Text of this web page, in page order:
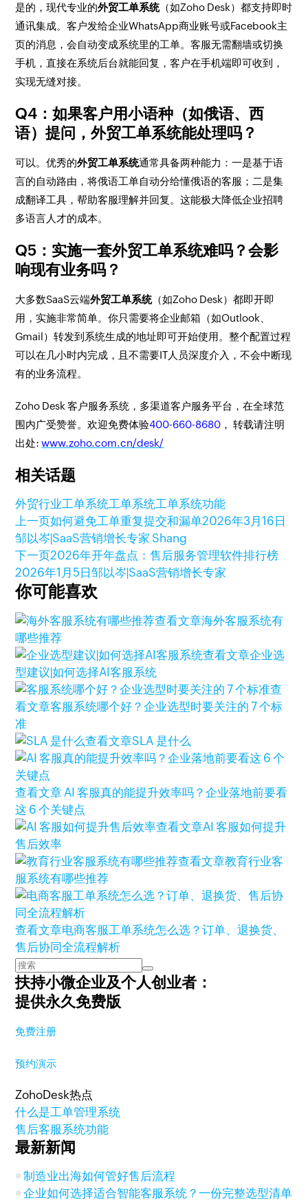
是的，现代专业的外贸工单系统（如Zoho Desk）都支持即时
通讯集成。客户发给企业WhatsApp商业账号或Facebook主
页的消息，会自动变成系统里的工单。客服无需翻墙或切换
手机，直接在系统后台就能回复，客户在手机端即可收到，
实现无缝对接。
Q4：如果客户用小语种（如俄语、西
语）提问，外贸工单系统能处理吗？
可以。优秀的外贸工单系统通常具备两种能力：一是基于语
言的自动路由，将俄语工单自动分给懂俄语的客服；二是集
成翻译工具，帮助客服理解并回复。这能极大降低企业招聘
多语言人才的成本。
Q5：实施一套外贸工单系统难吗？会影
响现有业务吗？
大多数SaaS云端外贸工单系统（如Zoho Desk）都即开即
用，实施非常简单。你只需要将企业邮箱（如Outlook、
Gmail）转发到系统生成的地址即可开始使用。整个配置过程
可以在几小时内完成，且不需要IT人员深度介入，不会中断现
有的业务流程。
Zoho Desk 客户服务系统，多渠道客户服务平台，在全球范
围内广受赞誉。欢迎免费体验400-660-8680 ， 转载请注明
出处:www.zoho.com.cn/desk/
相关话题
外贸行业工单系统工单系统工单系统功能
上一页如何避免工单重复提交和漏单2026年3月16日
邹以岑|SaaS营销增长专家 Shang
下一页2026年开年盘点：售后服务管理软件排行榜
2026年1月5日邹以岑|SaaS营销增长专家
你可能喜欢
查看文章海外客服系统有
哪些推荐
查看文章企业选
型建议|如何选择AI客服系统
查
看文章客服系统哪个好？企业选型时要关注的 7 个标
准
查看文章SLA 是什么
查看文章 AI 客服真的能提升效率吗？企业落地前要看
这 6 个关键点
查看文章AI 客服如何提升
售后效率
查看文章教育行业客
服系统有哪些推荐
查看文章电商客服工单系统怎么选？订单、退换货、
售后协同全流程解析
扶持小微企业及个人创业者：
提供永久免费版
免费注册
预约演示
ZohoDesk热点
什么是工单管理系统
售后客服系统功能
最新新闻
制造业出海如何管好售后流程
企业如何选择适合智能客服系统？一份完整选型清单